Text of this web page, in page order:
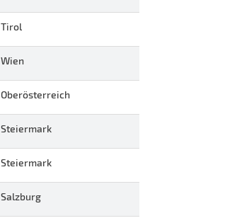
Tirol
Wien
Oberösterreich
Steiermark
Steiermark
Salzburg